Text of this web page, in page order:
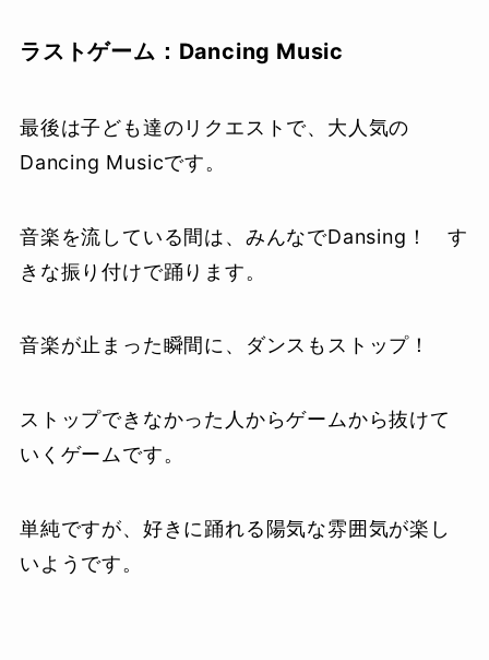
ラストゲーム：Dancing Music
最後は子ども達のリクエストで、大人気の
Dancing Musicです。
音楽を流している間は、みんなでDansing！ す
きな振り付けで踊ります。
音楽が止まった瞬間に、ダンスもストップ！
ストップできなかった人からゲームから抜けて
いくゲームです。
単純ですが、好きに踊れる陽気な雰囲気が楽し
いようです。